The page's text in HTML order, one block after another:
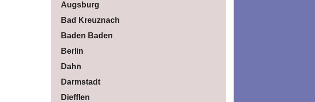
Augsburg
Bad Kreuznach
Baden Baden
Berlin
Dahn
Darmstadt
Diefflen